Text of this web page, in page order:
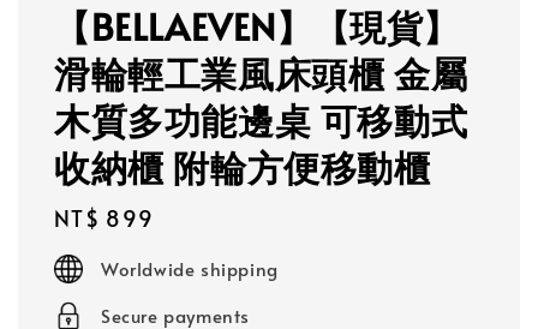
【BELLAEVEN】【現貨】
滑輪輕工業風床頭櫃 金屬
木質多功能邊桌 可移動式
收納櫃 附輪方便移動櫃
Regular
price
NT$ 899
Worldwide shipping
Secure payments